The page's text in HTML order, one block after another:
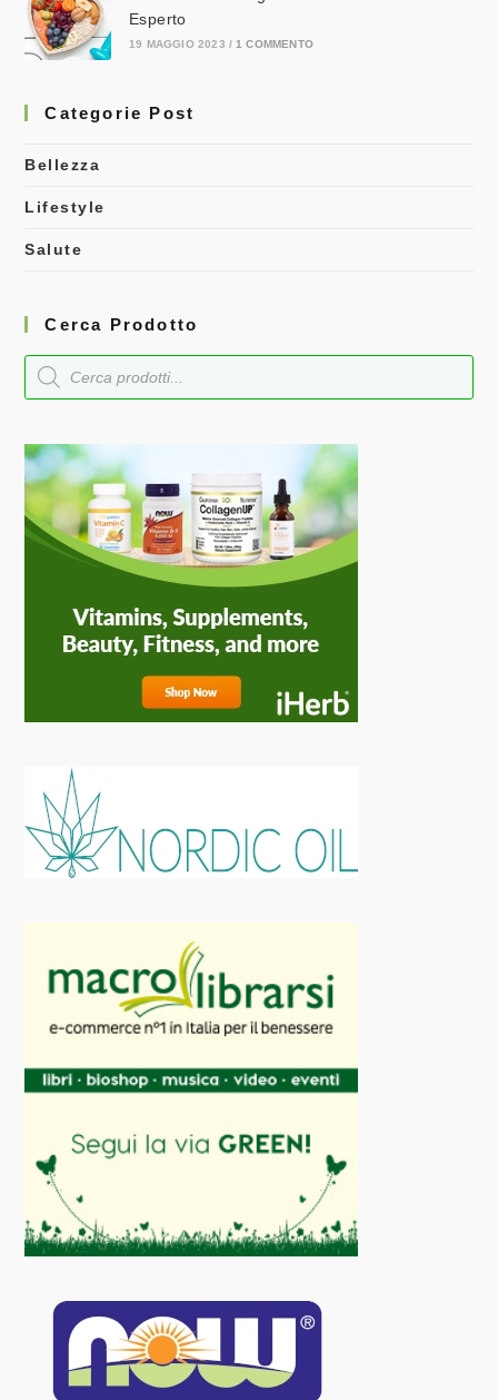
Esperto
19 MAGGIO 2023 / 1 COMMENTO
Categorie Post
Bellezza
Lifestyle
Salute
Cerca Prodotto